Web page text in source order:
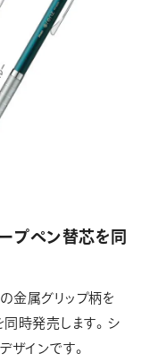
プペン替芯を同
金属グリップ柄を
時発売します。シ
ザインです。